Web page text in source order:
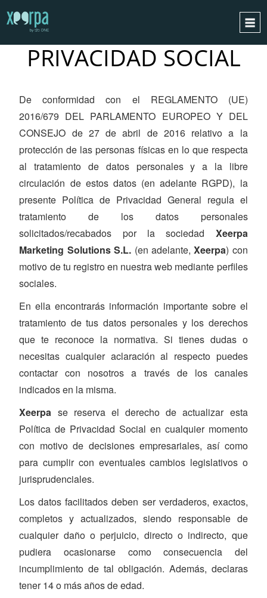
HOME
INTEGRATIONS
SUCCESS CASES
GDPR
CONTACT
REQUEST A DEMO
ESPAÑOL
PRIVACIDAD SOCIAL
De conformidad con el REGLAMENTO (UE)
2016/679 DEL PARLAMENTO EUROPEO Y DEL
CONSEJO de 27 de abril de 2016 relativo a la
protección de las personas físicas en lo que respecta
al tratamiento de datos personales y a la libre
circulación de estos datos (en adelante RGPD), la
presente Política de Privacidad General regula el
tratamiento de los datos personales
solicitados/recabados por la sociedad Xeerpa
Marketing Solutions S.L. (en adelante,Xeerpa) con
motivo de tu registro en nuestra web mediante perfiles
sociales.
En ella encontrarás información importante sobre el
tratamiento de tus datos personales y los derechos
que te reconoce la normativa. Si tienes dudas o
necesitas cualquier aclaración al respecto puedes
contactar con nosotros a través de los canales
indicados en la misma.
Xeerpa se reserva el derecho de actualizar esta
Política de Privacidad Social en cualquier momento
con motivo de decisiones empresariales, así como
para cumplir con eventuales cambios legislativos o
jurisprudenciales.
Los datos facilitados deben ser verdaderos, exactos,
completos y actualizados, siendo responsable de
cualquier daño o perjuicio, directo o indirecto, que
pudiera ocasionarse como consecuencia del
incumplimiento de tal obligación. Además, declaras
tener 14 o más años de edad.